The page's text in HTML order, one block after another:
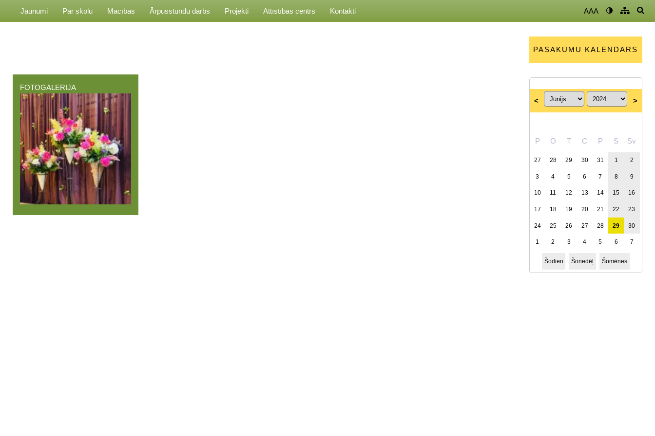
Jaunumi Par skolu Mācības Ārpusstundu darbs Projekti Attīstības centrs Kontakti AAA
FOTOGALERIJA
PASĀKUMU KALENDĀRS
< >
P O T C P S Sv
27 28 29 30 31 1 2
3 4 5 6 7 8 9
10 11 12 13 14 15 16
17 18 19 20 21 22 23
24 25 26 27 28 29 30
1 2 3 4 5 6 7
Šodien Šonedēļ Šomēnes